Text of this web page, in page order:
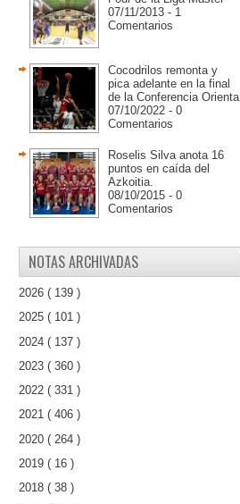
07/11/2013 - 1
Comentarios
Cocodrilos remonta y
pica adelante en la final
de la Conferencia Orienta
07/10/2022 - 0
Comentarios
Roselis Silva anota 16
puntos en caída del
Azkoitia.
08/10/2015 - 0
Comentarios
NOTAS ARCHIVADAS
2026 ( 139 )
2025 ( 101 )
2024 ( 137 )
2023 ( 360 )
2022 ( 331 )
2021 ( 406 )
2020 ( 264 )
2019 ( 16 )
2018 ( 38 )